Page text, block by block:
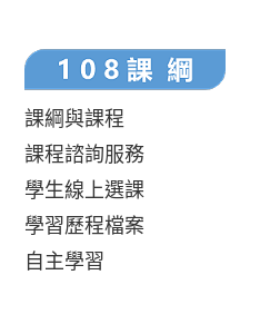
課綱與課程
課程諮詢服務
學生線上選課
學習歷程檔案
自主學習